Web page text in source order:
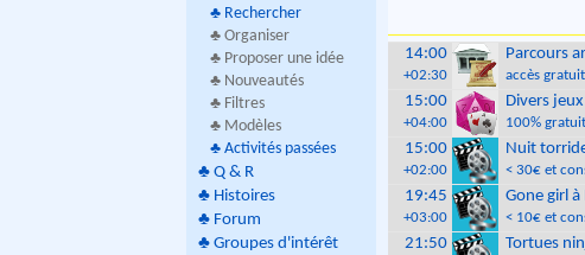
♣ Rechercher
♣ Organiser
♣ Proposer une idée
♣ Nouveautés
♣ Filtres
♣ Modèles
♣ Activités passées
♣ Q & R
♣ Histoires
♣ Forum
♣ Groupes d'intérêt
14:00
+02:30
Parcours
accès
15:00
+04:00
Divers
100% gratuit
15:00
+02:00
Nuit
< 30€ et
19:45
+03:00
Gone girl à
< 10€ et
21:50 Tortues